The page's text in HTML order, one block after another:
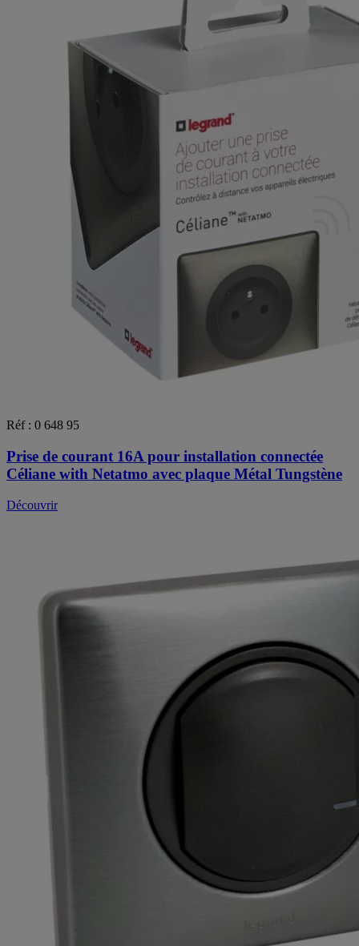
Réf : 0 648 95
Prise de courant 16A pour installation connectée
Céliane with Netatmo avec plaque Métal Tungstène
Découvrir